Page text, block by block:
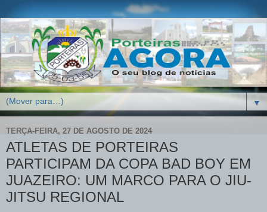
▼
TERÇA-FEIRA, 27 DE AGOSTO DE 2024
ATLETAS DE PORTEIRAS
PARTICIPAM DA COPA BAD BOY EM
JUAZEIRO: UM MARCO PARA O JIU-
JITSU REGIONAL